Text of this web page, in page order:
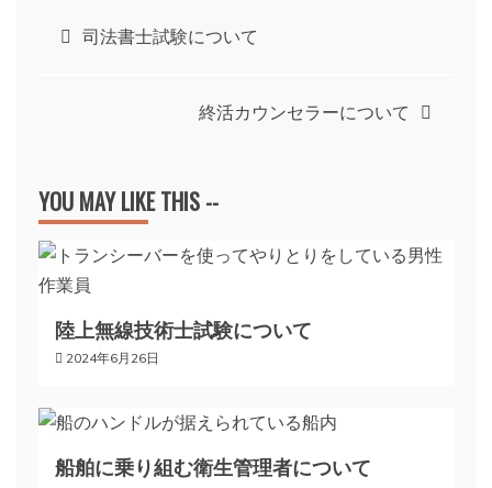
投
ビ
ゲ
ー
ョ
司法書士試験について
終活カウンセラーについて
YOU MAY LIKE THIS --
陸上無線技術士試験について
2024年6月26日
船舶に乗り組む衛生管理者について